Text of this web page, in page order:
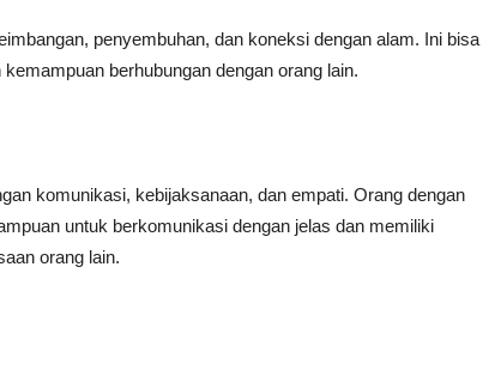
penyembuhan, dan koneksi dengan alam. Ini bisa
berhubungan dengan orang lain.
komunikasi, kebijaksanaan, dan empati. Orang dengan
untuk berkomunikasi dengan jelas dan memiliki
orang lain.